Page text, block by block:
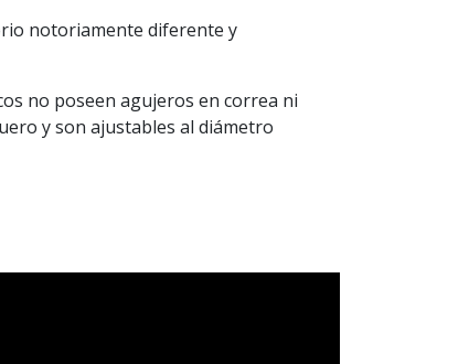
notoriamente diferente y
no poseen agujeros en correa ni
y son ajustables al diámetro